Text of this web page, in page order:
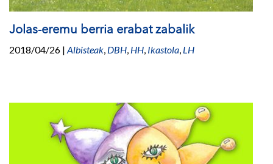
Jolas-eremu berria erabat zabalik
2018/04/26 | Albisteak, DBH, HH, Ikastola, LH